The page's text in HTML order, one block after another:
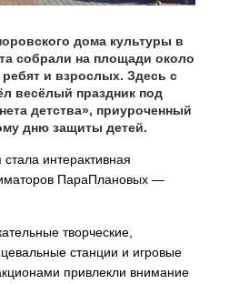
дома культуры в
собрали на площади около
и взрослых. Здесь с
весёлый праздник под
детства», приуроченный
дню защиты детей.
интерактивная
ПараПлановых —
творческие,
станции и игровые
привлекли внимание